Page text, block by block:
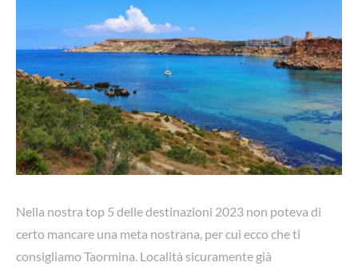
Nella nostra top 5 delle destinazioni 2023 non poteva di
certo mancare una meta nostrana, per cui ecco che ti
consigliamo Taormina. Località sicuramente già